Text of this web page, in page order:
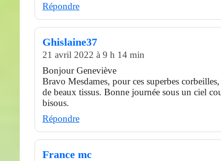
Répondre
Ghislaine37
21 avril 2022 à 9 h 14 min
Bonjour Geneviève
Bravo Mesdames, pour ces superbes corbeilles,
de beaux tissus. Bonne journée sous un ciel
bisous.
Répondre
France mc